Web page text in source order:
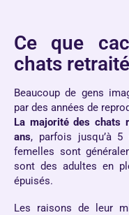
Ce que
chats
Beaucoup de gens
par des années de
La majorité des chats
ans, parfois jusqu’à
femelles sont
sont des adultes en
épuisés.
Les raisons de leur